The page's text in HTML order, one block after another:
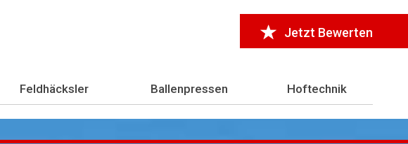
Jetzt Bewerten
Feldhäcksler Ballenpressen Hoftechnik